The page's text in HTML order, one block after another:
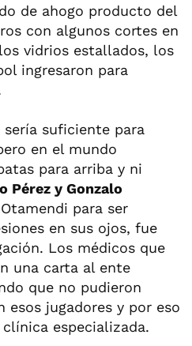
de ahogo producto del
con algunos cortes en
vidrios estallados, los
ingresaron para
sería suficiente para
en el mundo
para arriba y ni
Pérez y Gonzalo
para ser
en sus ojos, fue
Los médicos que
una carta al ente
que no pudieron
esos jugadores y por eso
especializada.